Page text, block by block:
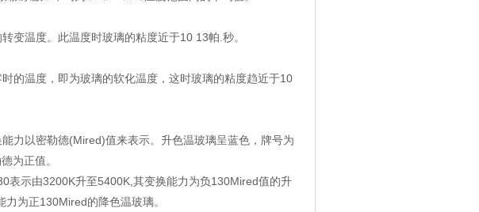
变温度。此温度时玻璃的粘度近于10 13帕.秒。
的温度，即为玻璃的软化温度，这时玻璃的粘度趋近于10
力以密勒德(Mired)值来表示。升色温玻璃呈蓝色，牌号为
为正值。
表示由3200K升至5400K,其变换能力为负130Mired值的升
为正130Mired的降色温玻璃。